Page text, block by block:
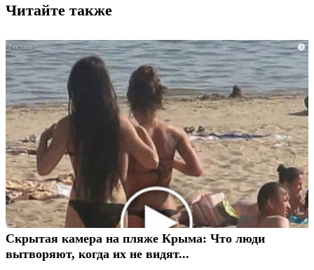
Читайте также
i
Скрытая камера на пляже Крыма: Что люди
вытворяют, когда их не видят...